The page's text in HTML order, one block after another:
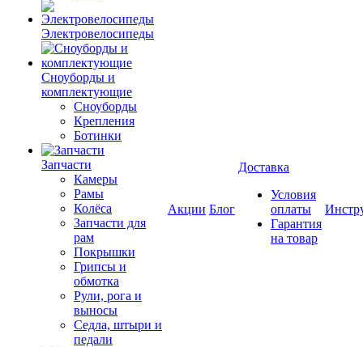
Электровелосипеды
Cноуборды и
комплектующие
Сноуборды
Крепления
Ботинки
Запчасти
Камеры
Рамы
Колёса
Запчасти для
рам
Покрышки
Грипсы и
обмотка
Рули, рога и
выносы
Седла, штыри и
педали
Акции Блог
Доставка
Условия
оплаты
Гарантия
на товар